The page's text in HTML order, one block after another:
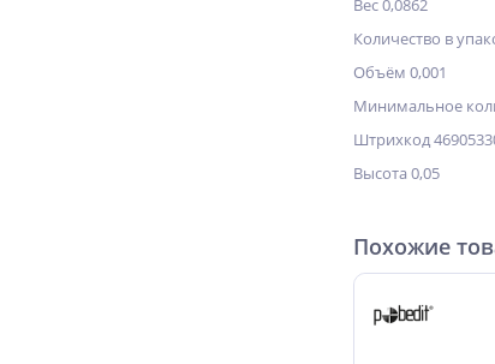
Вес 0,0862
Количество в
Объём 0,001
Минимальное
Штрихкод
Высота 0,05
Похожие